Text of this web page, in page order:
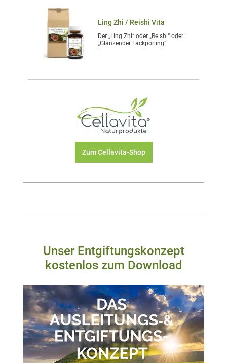
Ling Zhi / Reishi Vita
Der „Ling Zhi“ oder „Reishi“ oder
„Glänzender Lackporling“
Zum Cellavita-Shop
Unser Entgiftungskonzept
kostenlos zum Download